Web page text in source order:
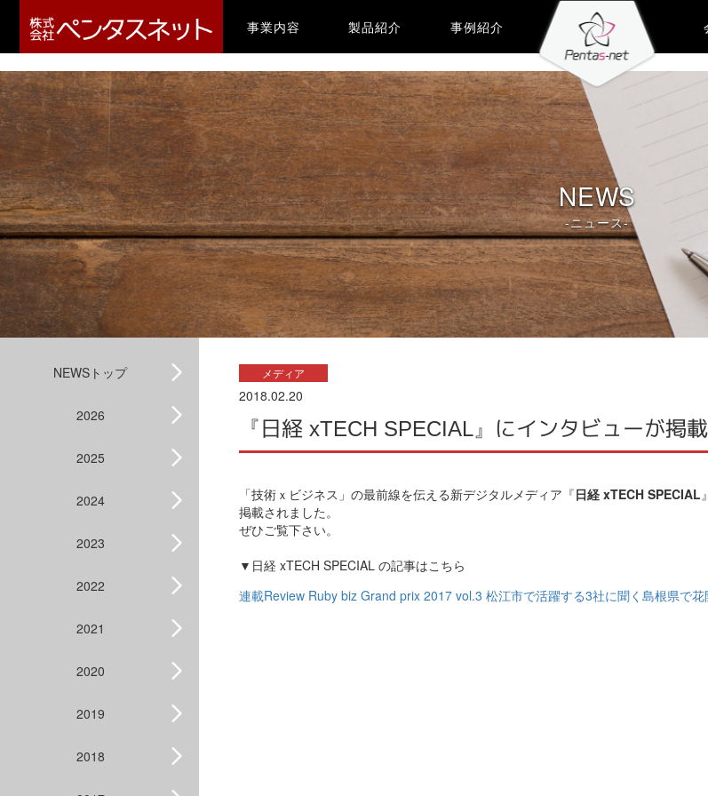
事業内容 (current)製品紹介 事例紹介
NEWS
-ニュース-
メディア
2018.02.20
『日経 xTECH SPECIAL』にインタビューが掲
「技術ｘビジネス」の最前線を伝える新デジタルメディア『日経 xTECH SPECIAL
掲載されました。
ぜひご覧下さい。
▼日経 xTECH SPECIAL の記事はこちら
連載Review Ruby biz Grand prix 2017 vol.3 松江市で活躍する3社に聞く島根県で
NEWSトップ
2026
2025
2024
2023
2022
2021
2020
2019
2018